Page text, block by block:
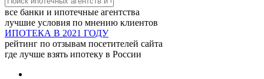
все банки и ипотечные агентства
лучшие условия по мнению клиентов
ИПОТЕКА В 2021 ГОДУ
рейтинг по отзывам посетителей сайта
где лучше взять ипотеку в России